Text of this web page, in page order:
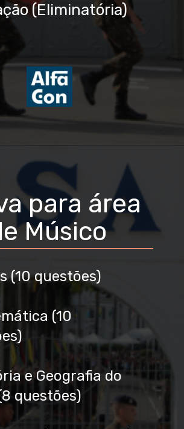
(Eliminatória)
(10 questões)
(10
e Geografia do
questões)
para área
Músico